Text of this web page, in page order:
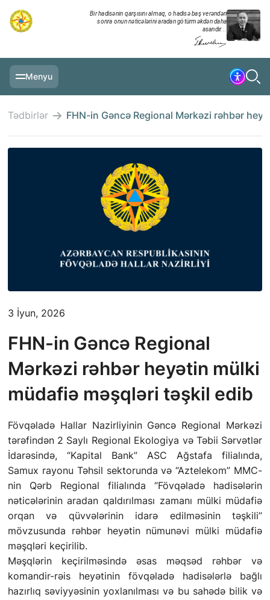
Bir hadisənin qarşısını almaq, o hadisə baş verəndən
sonra onun nəticələrini aradan götürməkdən daha
asandır...
Menyu
NAZIRLIK
QANUNVERICILIK
ƏHALININ MAARIFLƏNDIRILMƏSI
ƏLAQƏ
E-Xidmət
Tədbirlər FHN-in Gəncə Regional Mərkəzi rəhbər
3 İyun, 2026
FHN-in Gəncə Regional
Mərkəzi rəhbər heyətin mülki
müdafiə məşqləri təşkil edib
Fövqəladə Hallar Nazirliyinin Gəncə Regional Mərkəzi
tərəfindən 2 Saylı Regional Ekologiya və Təbii Sərvətlər
İdarəsində, “Kapital Bank” ASC Ağstafa filialında,
Samux rayonu Təhsil sektorunda və “Aztelekom” MMC-
nin Qərb Regional filialında “Fövqəladə hadisələrin
nəticələrinin aradan qaldırılması zamanı mülki müdafiə
orqan və qüvvələrinin idarə edilməsinin təşkili”
mövzusunda rəhbər heyətin nümunəvi mülki müdafiə
məşqləri keçirilib.
Məşqlərin keçirilməsində əsas məqsəd rəhbər və
komandir-rəis heyətinin fövqəladə hadisələrlə bağlı
hazırlıq səviyyəsinin yoxlanılması və bu sahədə bilik və